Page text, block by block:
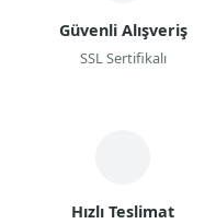
Güvenli Alışveriş
SSL Sertifikalı
Hızlı Teslimat